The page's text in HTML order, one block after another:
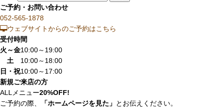
ご予約・お問い合わせ
052-565-1878
ウェブサイトからのご予約はこちら
受付時間
火～金10:00～19:00
土
10:00～18:00
日・祝10:00～17:00
新規ご来店の方
ALLメニュー20%OFF!
ご予約の際、
「ホームページを見た」 とお伝えください。